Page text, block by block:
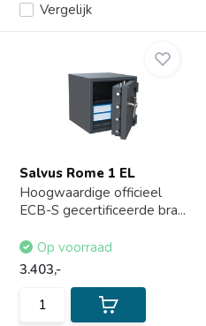
Vergelijk
Salvus Rome 1 EL
Hoogwaardige officieel
ECB-S gecertificeerde bra...
Op voorraad
3.403,-